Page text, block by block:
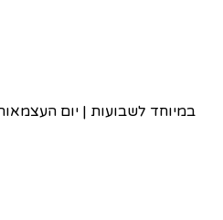
במיוחד לשבועות | יום